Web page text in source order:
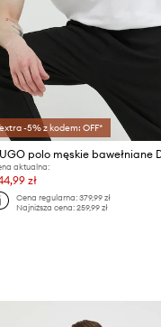
extra -5% z kodem: OFF*
aktualna:
zł
Cena regularna: 379,99 zł
Najniższa cena: 259,99 zł